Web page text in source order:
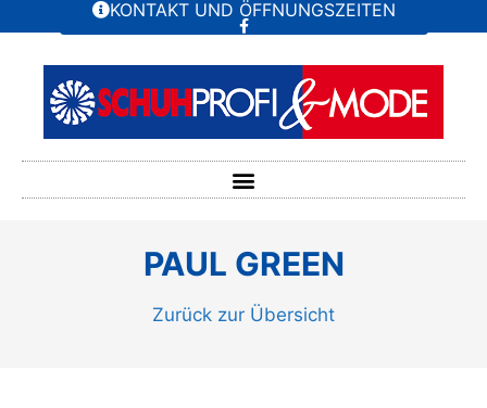
KONTAKT UND ÖFFNUNGSZEITEN
PAUL GREEN
Zurück zur Übersicht